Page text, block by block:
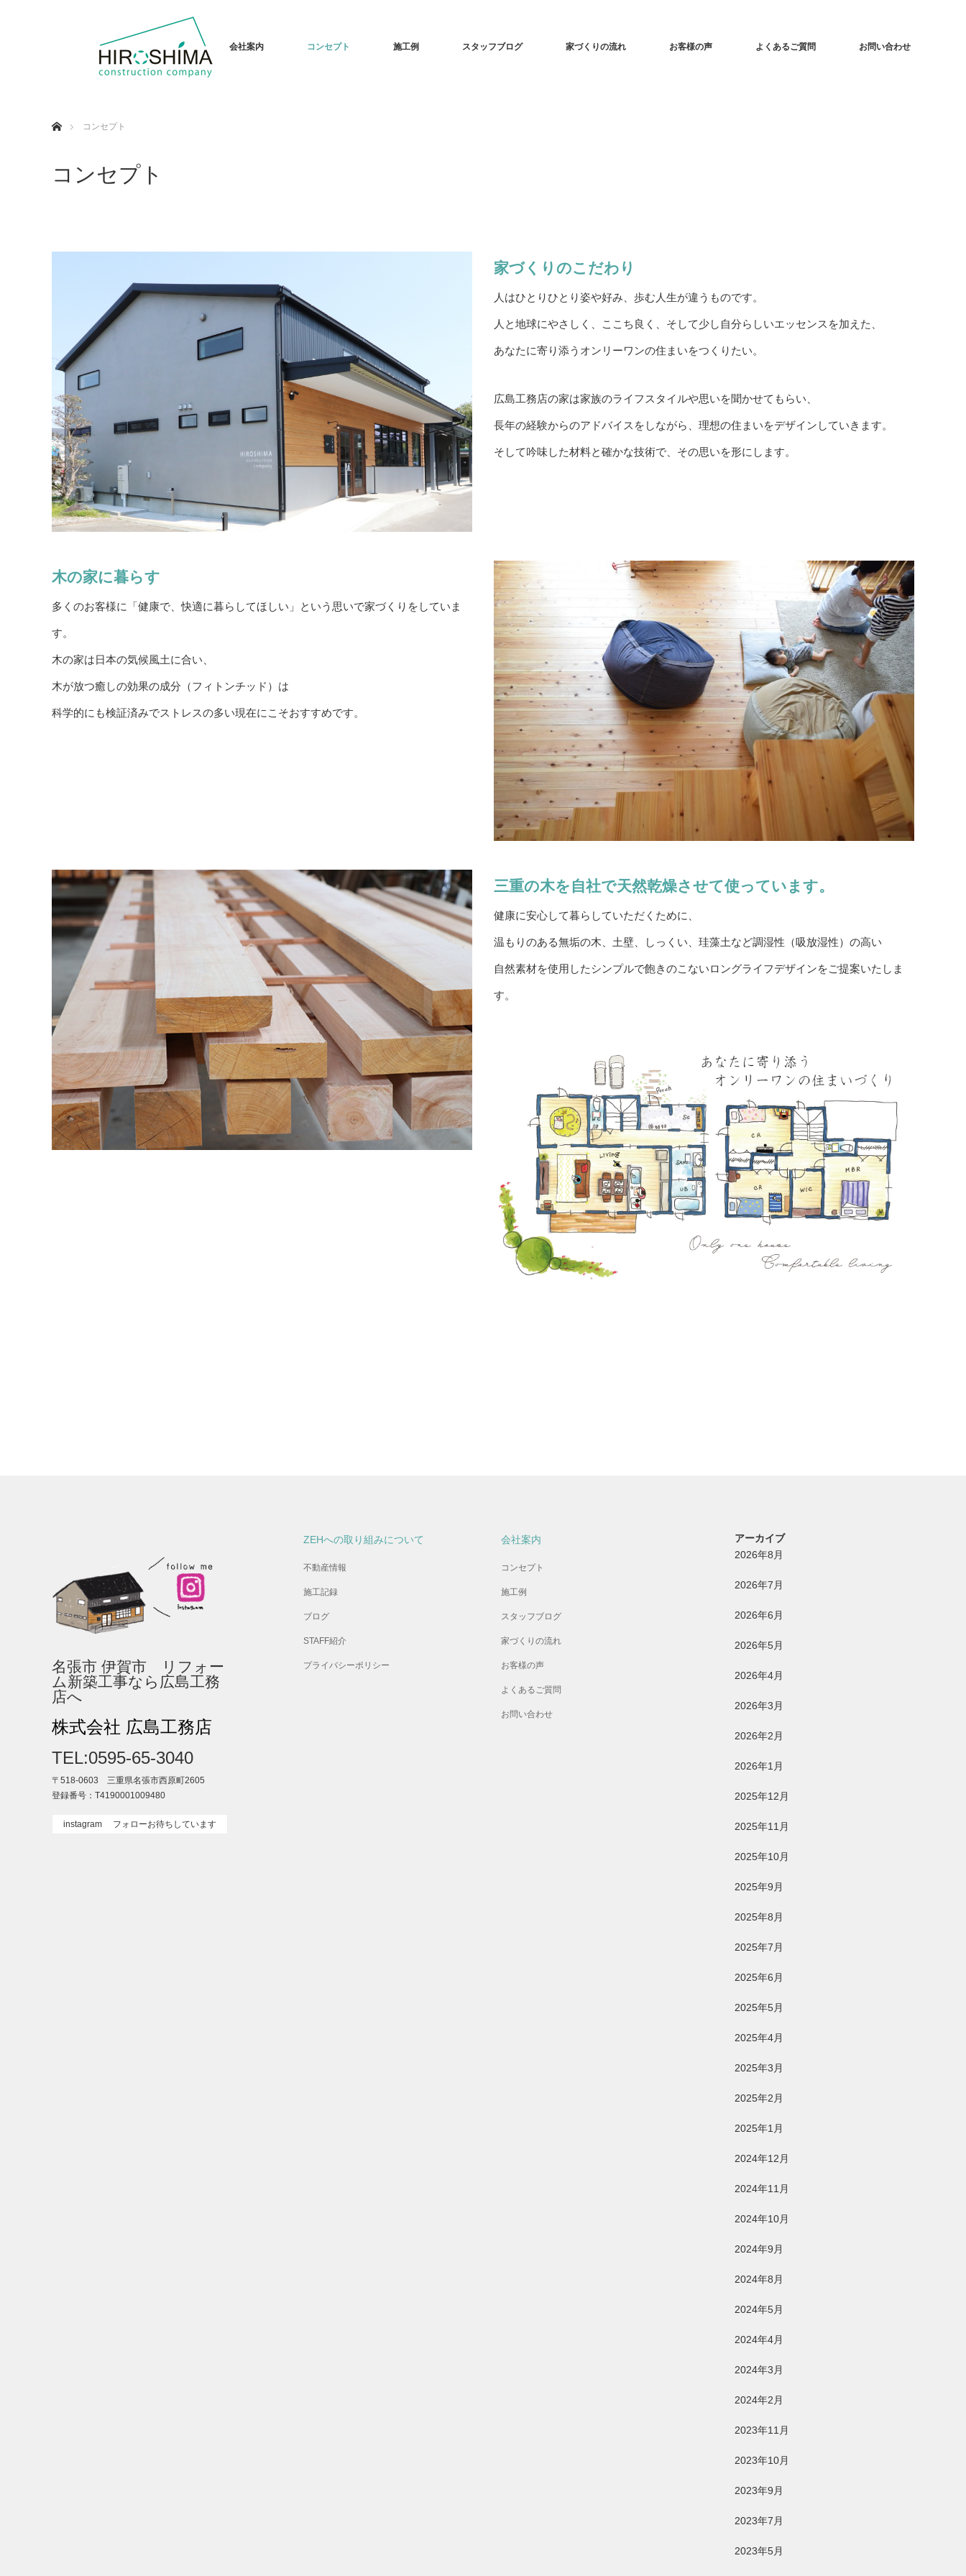
会社案内 コンセプト 施工例 スタッフブログ 家づくりの流れ お客様の声 よくあるご質問 お問い合わせ
コンセプト
コンセプト
家づくりのこだわり
人はひとりひとり姿や好み、歩む人生が違うものです。
人と地球にやさしく、ここち良く、そして少し自分らしいエッセンスを加えた、
あなたに寄り添うオンリーワンの住まいをつくりたい。
広島工務店の家は家族のライフスタイルや思いを聞かせてもらい、
長年の経験からのアドバイスをしながら、理想の住まいをデザインしていきます。
そして吟味した材料と確かな技術で、その思いを形にします。
木の家に暮らす
多くのお客様に「健康で、快適に暮らしてほしい」という思いで家づくりをしていま
す。
木の家は日本の気候風土に合い、
木が放つ癒しの効果の成分（フィトンチッド）は
科学的にも検証済みでストレスの多い現在にこそおすすめです。
三重の木を自社で天然乾燥させて使っています。
健康に安心して暮らしていただくために、
温もりのある無垢の木、土壁、しっくい、珪藻土など調湿性（吸放湿性）の高い
自然素材を使用したシンプルで飽きのこないロングライフデザインをご提案いたしま
す。
ZEHへの取り組みについて
不動産情報
施工記録
ブログ
STAFF紹介
プライバシーポリシー
会社案内
コンセプト
施工例
スタッフブログ
家づくりの流れ
お客様の声
よくあるご質問
お問い合わせ
アーカイブ
2026年8月
2026年7月
2026年6月
2026年5月
2026年4月
2026年3月
2026年2月
2026年1月
2025年12月
2025年11月
2025年10月
2025年9月
2025年8月
2025年7月
2025年6月
2025年5月
2025年4月
2025年3月
2025年2月
2025年1月
2024年12月
2024年11月
2024年10月
2024年9月
2024年8月
2024年5月
2024年4月
2024年3月
2024年2月
2023年11月
2023年10月
2023年9月
2023年7月
2023年5月
名張市 伊賀市 リフォー
ム新築工事なら広島工務
店へ
株式会社 広島工務店
TEL:0595-65-3040
〒518-0603 三重県名張市西原町2605
登録番号：T4190001009480
instagram フォローお待ちしています